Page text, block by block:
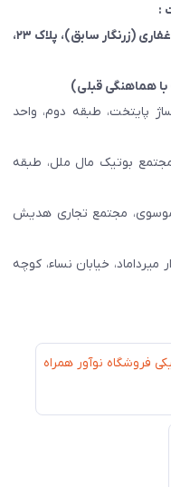
:
(زرنگار سابق)
، پلاک ۲۳،
پایتخت، طبقه دوم، واحد
مجتمع بوتیک مال ملل، طبقه
موسوی، مجتمع تجاری هدیش
خیابان نساء، کوچه